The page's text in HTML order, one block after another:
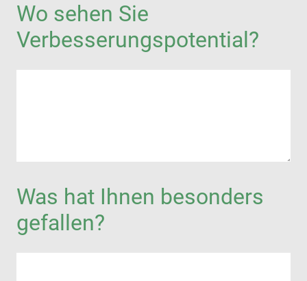
Wo sehen Sie
Verbesserungspotential?
Was hat Ihnen besonders
gefallen?